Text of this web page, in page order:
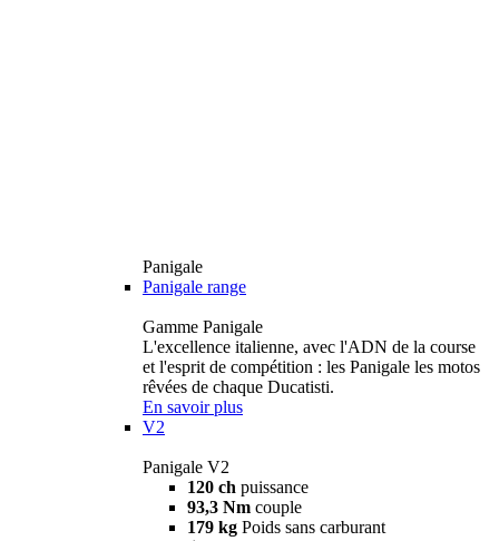
Panigale
Panigale range
Gamme Panigale
L'excellence italienne, avec l'ADN de la course
et l'esprit de compétition : les Panigale les motos
rêvées de chaque Ducatisti.
En savoir plus
V2
Panigale V2
120 ch puissance
93,3 Nm couple
179 kg Poids sans carburant